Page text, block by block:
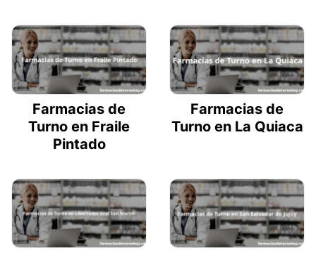
Farmacias de
Turno en Fraile
Pintado
Farmacias de
Turno en La Quiaca